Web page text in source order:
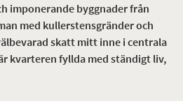
imponerande byggnader från
med kullerstensgränder och
skatt mitt inne i centrala
kvarteren fyllda med ständigt liv,